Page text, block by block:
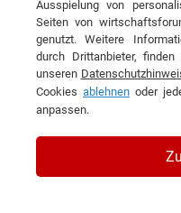
KONTAKT
Ausspielung von
Seiten von
genutzt. Weitere
durch Drittanbieter,
unseren
Cookies ablehnen oder
anpassen.